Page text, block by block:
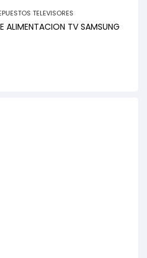
TELEVISORES
ALIMENTACION TV SAMSUNG